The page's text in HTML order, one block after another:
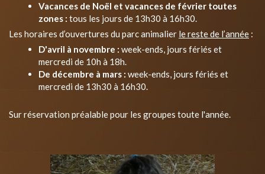
Vacances de Noël et vacances de février toutes
zones : tous les jours de 13h30 à 16h30.
Les horaires d’ouvertures du parc animalier le reste de l’année :
D'avril à novembre : week-ends, jours fériés et
mercredi de 10h à 18h.
De décembre à mars : week-ends, jours fériés et
mercredi de 13h30 à 16h30.
Sur réservation préalable pour les groupes toute l'année.